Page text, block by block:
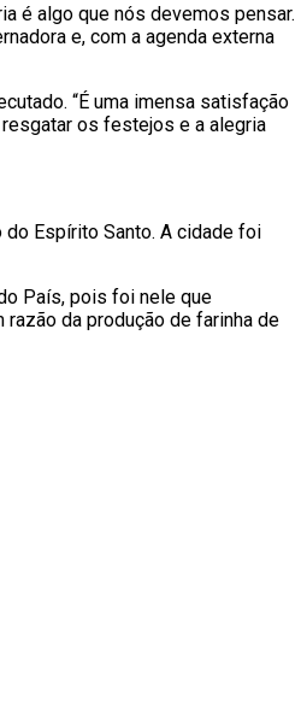
é algo que nós devemos pensar.
e, com a agenda externa
“É uma imensa satisfação
os festejos e a alegria
Espírito Santo. A cidade foi
País, pois foi nele que
da produção de farinha de